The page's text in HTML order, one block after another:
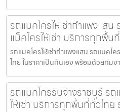
รถแมคโครให้เช่ากำแพงแส
แม็คโครให้เช่า บริการทุกพื้น
รถแมคโครให้เช่ากำแพงแสน รถแมคโ
ไทย ในราคาเป็นกันเอง พร้อมด้วยทีม
รถแมคโครรับจ้างราชบุรี ร
ให้เช่า บริการทุกพื้นที่ทั่วไทย